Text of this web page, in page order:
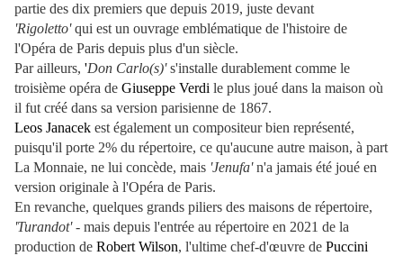
partie des dix premiers que depuis 2019, juste devant
'Rigoletto'qui est un ouvrage emblématique de l'histoire de
l'Opéra de Paris depuis plus d'un siècle.
Par ailleurs, 'Don Carlo(s)'s'installe durablement comme le
troisième opéra de Giuseppe Verdi le plus joué dans la maison où
il fut créé dans sa version parisienne de 1867.
Leos Janacek est également un compositeur bien représenté,
puisqu'il porte 2% du répertoire, ce qu'aucune autre maison, à part
La Monnaie, ne lui concède, mais 'Jenufa'n'a jamais été joué en
version originale à l'Opéra de Paris.
En revanche, quelques grands piliers des maisons de répertoire,
'Turandot'- mais depuis l'entrée au répertoire en 2021 de la
production de Robert Wilson, l'ultime chef-d'œuvre de Puccini